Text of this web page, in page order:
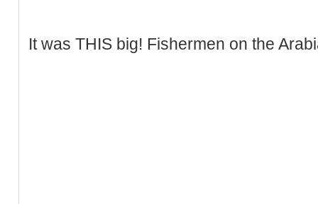
It was THIS big! Fishermen on the